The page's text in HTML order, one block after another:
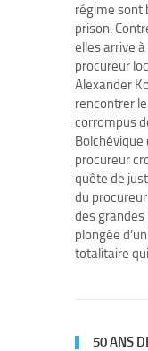
régime sont
prison.
elles arrive
procureur
Alexander
rencontrer
corrompus
Bolchévique
procureur
quête de
du
des grandes
plongée
totalitaire
50 ANS